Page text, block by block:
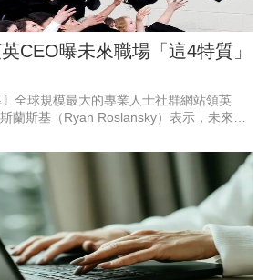
CEO曝未來職場「這4特質」
〕全球規模最大的專業人士社群網站領英
蘭斯基（Ryan Roslansky）表示，未來的